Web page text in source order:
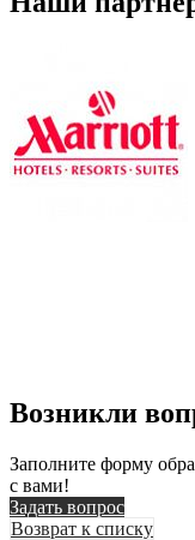
Возникли
Заполните форму
с вами!
Задать вопрос
Возврат к списку